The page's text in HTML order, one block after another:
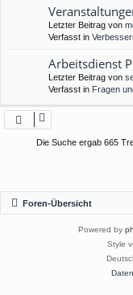
Letzter Beitrag von
Verfasst in
Arbeitsdienst
Letzter Beitrag von
Verfasst in Fragen
Die Suche ergab 665
Foren-Übersicht
Powered by
Style